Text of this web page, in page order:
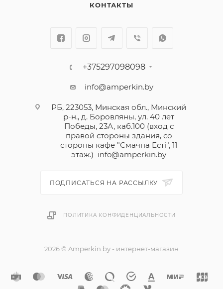
КОНТАКТЫ
+375297098098
info@amperkin.by
РБ, 223053, Минская обл., Минский
р-н., д. Боровляны, ул. 40 лет
Победы, 23А, каб.100 (вход с
правой стороны здания, со
стороны кафе "Смачна Естi", 11
этаж.) info@amperkin.by
ПОДПИСАТЬСЯ НА РАССЫЛКУ
ПОЛИТИКА КОНФИДЕНЦИАЛЬНОСТИ
2026 © Amperkin.by - интернет-магазин